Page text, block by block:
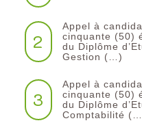
2
Appel à
cinquante (50)
du Diplôme
Gestion (…)
3
Appel à
cinquante (50)
du Diplôme
Comptabilité